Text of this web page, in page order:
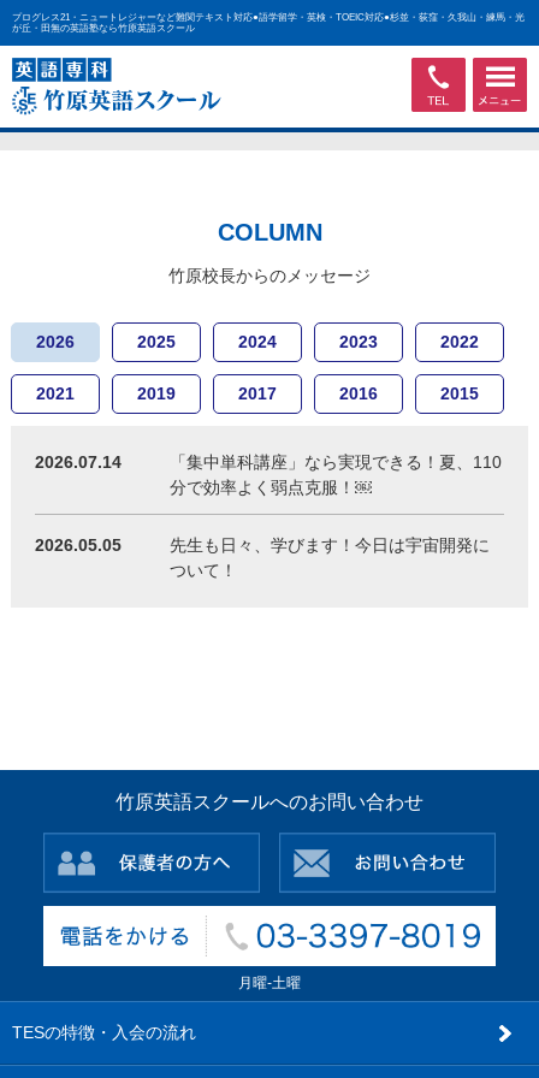
プログレス21・ニュートレジャーなど難関テキスト対応●語学留学・英検・TOEIC対応●杉並・荻窪・久我山・練馬・光
が丘・田無の英語塾なら竹原英語スクール
COLUMN
竹原校長からのメッセージ
2026 2025 2024 2023 2022
2021 2019 2017 2016 2015
2026.07.14
「集中単科講座」なら実現できる！夏、110
分で効率よく弱点克服！￼
2026.05.05
先生も日々、学びます！今日は宇宙開発に
ついて！
TESの特徴・入会の流れ
竹原英語スクールへのお問い合わせ
月曜-土曜